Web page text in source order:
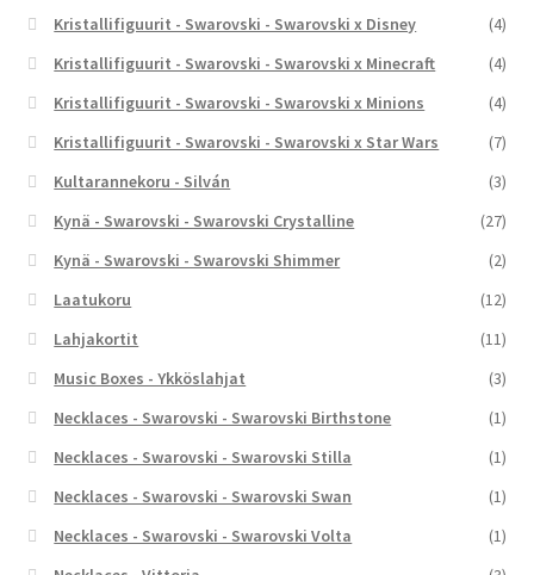
Kristallifiguurit - Swarovski - Swarovski x Disney
(4)
Kristallifiguurit - Swarovski - Swarovski x Minecraft
(4)
Kristallifiguurit - Swarovski - Swarovski x Minions
(4)
Kristallifiguurit - Swarovski - Swarovski x Star Wars
(7)
Kultarannekoru - Silván
(3)
Kynä - Swarovski - Swarovski Crystalline
(27)
Kynä - Swarovski - Swarovski Shimmer
(2)
Laatukoru
(12)
Lahjakortit
(11)
Music Boxes - Ykköslahjat
(3)
Necklaces - Swarovski - Swarovski Birthstone
(1)
Necklaces - Swarovski - Swarovski Stilla
(1)
Necklaces - Swarovski - Swarovski Swan
(1)
Necklaces - Swarovski - Swarovski Volta
(1)